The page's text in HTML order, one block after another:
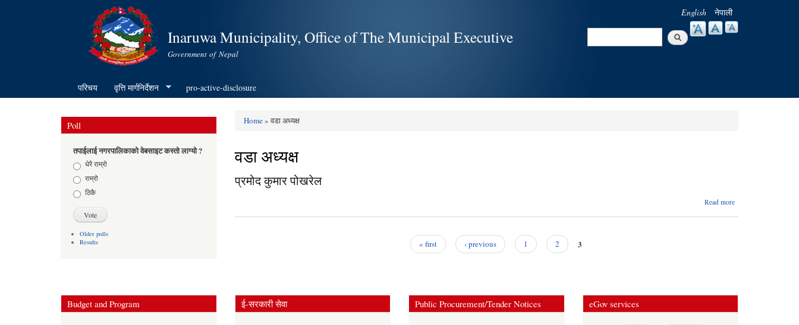
content
Inaruwa Municipality, Office of The Municipal Executive
Government of Nepal
English नेपाली
Search
परिचय वृत्ति मार्गनिर्देशन pro-active-disclosure
Poll
तपाईलाई नगरपालिकाको वेबसाइट कस्तो लाग्यो ?
Choicesधेरै राम्रो
राम्रो
ठिकै
Older polls
Results
Home» वडा अध्यक्ष
वडा अध्यक्ष
प्रमोद कुमार पोखरेल
Read more
« first ‹ previous 1 2 3
Budget and Program ई-सरकारी सेवा Public Procurement/Tender Notices eGov services